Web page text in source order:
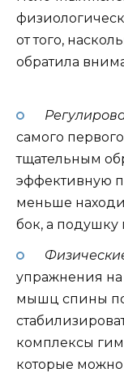
от того,
обратила
самого
тщательным
эффективную
меньше
бок, а подушку
упражнения
мышц спины
комплексы
которые можно